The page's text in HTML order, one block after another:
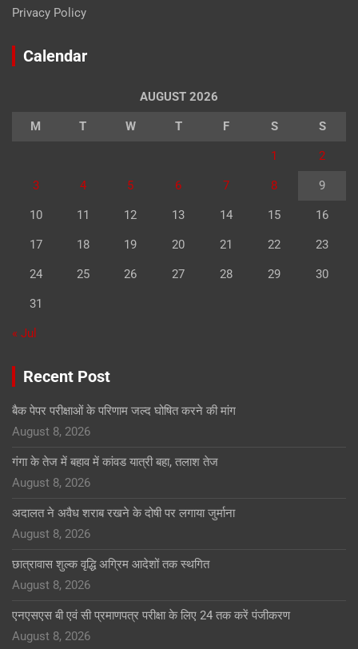
Privacy Policy
Calendar
AUGUST 2026
M T W T F S S
1 2
3 4 5 6 7 8 9
10 11 12 13 14 15 16
17 18 19 20 21 22 23
24 25 26 27 28 29 30
31
« Jul
Recent Post
बैक पेपर परीक्षाओं के परिणाम जल्द घोषित करने की मांग
August 8, 2026
गंगा के तेज में बहाव में कांवड यात्री बहा, तलाश तेज
August 8, 2026
अदालत ने अवैध शराब रखने के दोषी पर लगाया जुर्माना
August 8, 2026
छात्रावास शुल्क वृद्धि अग्रिम आदेशों तक स्थगित
August 8, 2026
एनएसएस बी एवं सी प्रमाणपत्र परीक्षा के लिए 24 तक करें पंजीकरण
August 8, 2026